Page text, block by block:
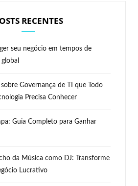
RECENTES
seu negócio em tempos de
Governança de TI que Todo
Precisa Conhecer
Guia Completo para Ganhar
da Música como DJ: Transforme
Lucrativo